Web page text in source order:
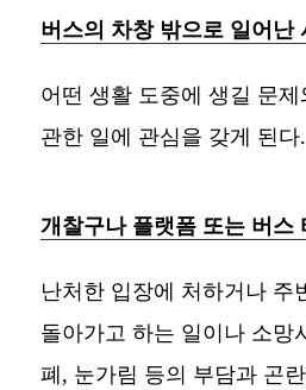
버스의 차창 밖으로 일어난
어떤 생활 도중에 생길 문
관한 일에 관심을 갖게 된다.
개찰구나 플랫폼 또는 버스
난처한 입장에 처하거나 주
돌아가고 하는 일이나 소망
폐, 눈가림 등의 부담과 곤